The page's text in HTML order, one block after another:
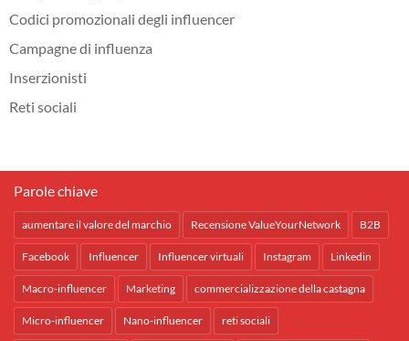
Codici promozionali degli influencer
Campagne di influenza
Inserzionisti
Reti sociali
Parole chiave
aumentare il valore del marchio Recensione ValueYourNetwork B2B
Facebook Influencer Influencer virtuali Instagram Linkedin
Macro-influencer Marketing commercializzazione della castagna
Micro-influencer Nano-influencer reti sociali